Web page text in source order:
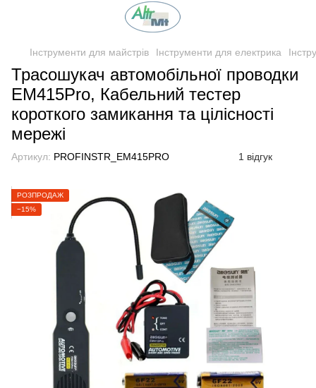
Інструменти для майстрів Інструменти для електрика
Трасошукач автомобільної проводки
EM415Pro, Кабельний тестер
короткого замикання та цілісності
мережі
Артикул: PROFINSTR_EM415PRO 1 відгук
РОЗПРОДАЖ
−15%